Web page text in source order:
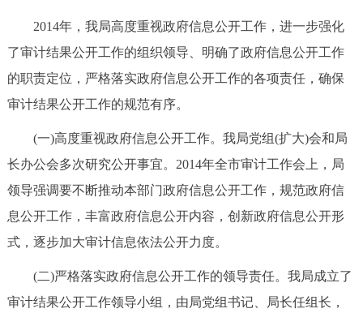
12345网上接诉即办 我要咨询 我要建议
参与调查 在线访谈
走进北京
绿色北京 图说北京 视频北京
ENGLISH 한국어 日本語
2014年，我局高度重视政府信息公开工作，进一步强化
了审计结果公开工作的组织领导、明确了政府信息公开工作
的职责定位，严格落实政府信息公开工作的各项责任，确保
审计结果公开工作的规范有序。
(一)高度重视政府信息公开工作。我局党组(扩大)会和局
长办公会多次研究公开事宜。2014年全市审计工作会上，局
领导强调要不断推动本部门政府信息公开工作，规范政府信
息公开工作，丰富政府信息公开内容，创新政府信息公开形
式，逐步加大审计信息依法公开力度。
(二)严格落实政府信息公开工作的领导责任。我局成立了
审计结果公开工作领导小组，由局党组书记、局长任组长，